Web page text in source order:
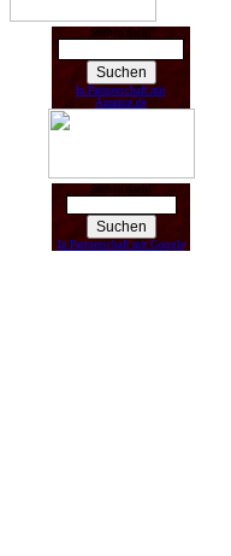
Suchen nach:
In Partnerschaft mit
Amazon.de
Suchen nach:
In Partnerschaft mit Google